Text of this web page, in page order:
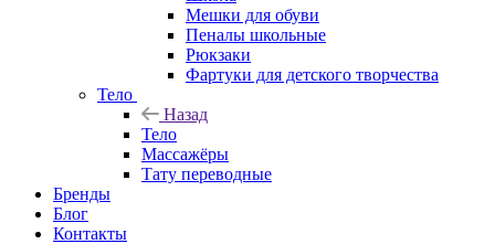
Мешки для обуви
Пеналы школьные
Рюкзаки
Фартуки для детского творчества
Тело
Назад
Тело
Массажёры
Тату переводные
Бренды
Блог
Контакты